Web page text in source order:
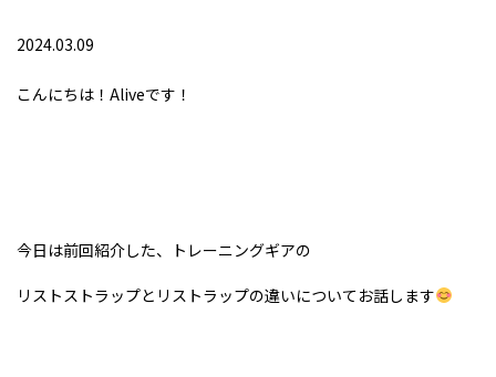
2024.03.09
こんにちは！Aliveです！
今日は前回紹介した、トレーニングギアの
リストストラップとリストラップの違いについてお話します